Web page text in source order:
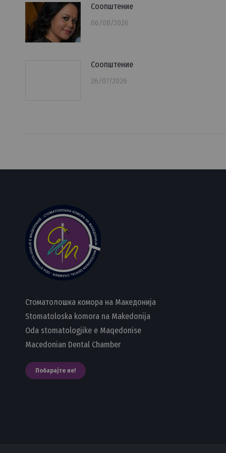
Соопштение
06/08/2026
Соопштение
26/07/2026
Стоматолошка комора на Македонија
Stomatoloska komora na Makedonija
Oda stomatologjike e Maqedonise
Macedonian Dental Chamber
Побарајте не!